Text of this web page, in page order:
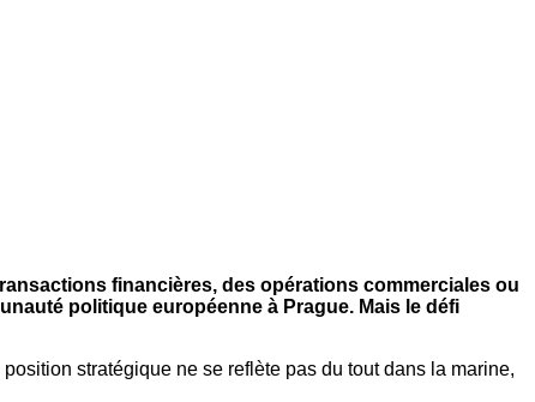
financières, des opérations commerciales ou
politique européenne à Prague. Mais le défi
stratégique ne se reflète pas du tout dans la marine,